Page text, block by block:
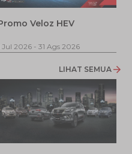
Veloz HEV
Jul 2026 - 31 Ags 2026
LIHAT SEMUA